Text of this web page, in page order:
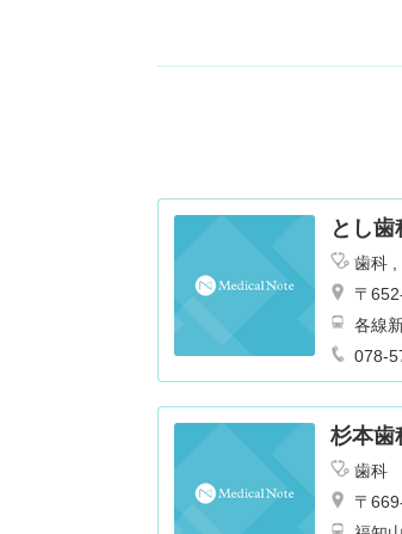
とし歯
歯科
〒
各線
078-
杉本歯
歯科
〒